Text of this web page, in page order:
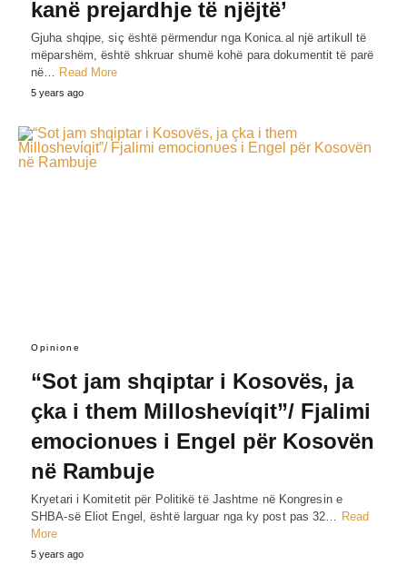
kanë prejardhje të njëjtë’
Gjuha shqipe, siç është përmendur nga Konica.al një artikull të
mëparshëm, është shkruar shumë kohë para dokumentit të parë
në…
Read More
5 years ago
Opinione
“Sot jam shqiptar i Kosovës, ja
çka i them Millosheνίqit”/ Fjalimi
emocionυes i Engel për Kosovën
në Rambuje
Kryetari i Komitetit për Politikë të Jashtme në Kongresin e
SHBA-së Eliot Engel, është larguar nga ky post pas 32… Read
More
5 years ago